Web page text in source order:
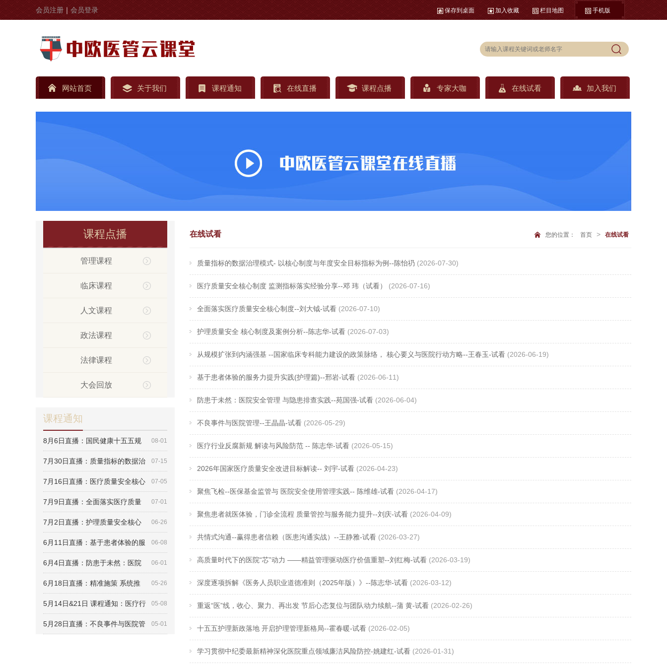
会员注册 ｜ 会员登录 保存到桌面 加入收藏 栏目地图 手机版
网站首页 关于我们 课程通知 在线直播 课程点播 专家大咖 在线试看 加入我们
课程点播
管理课程
临床课程
人文课程
政法课程
法律课程
大会回放
课程通知
8月6日直播：国民健康十五五规 08-01
7月30日直播：质量指标的数据治 07-15
7月16日直播：医疗质量安全核心 07-05
7月9日直播：全面落实医疗质量 07-01
7月2日直播：护理质量安全核心 06-26
6月11日直播：基于患者体验的服 06-08
6月4日直播：防患于未然：医院 06-01
6月18日直播：精准施策 系统推 05-26
5月14日&21日 课程通知：医疗行 05-08
5月28日直播：不良事件与医院管 05-01
您的位置： 首页 > 在线试看
在线试看
质量指标的数据治理模式- 以核心制度与年度安全目标指标为例--陈怡礽 (2026-07-30)
医疗质量安全核心制度 监测指标落实经验分享--邓 玮（试看） (2026-07-16)
全面落实医疗质量安全核心制度--刘大钺-试看 (2026-07-10)
护理质量安全 核心制度及案例分析--陈志华-试看 (2026-07-03)
从规模扩张到内涵强基 --国家临床专科能力建设的政策脉络， 核心要义与医院行动方略--王春玉-试看 (2026-06-19)
基于患者体验的服务力提升实践(护理篇)--邢岩-试看 (2026-06-11)
防患于未然：医院安全管理 与隐患排查实践--苑国强-试看 (2026-06-04)
不良事件与医院管理--王晶晶-试看 (2026-05-29)
医疗行业反腐新规 解读与风险防范 ​-- 陈志华-试看 (2026-05-15)
2026年国家医疗质量安全改进目标解读-- 刘宇-试看 (2026-04-23)
聚焦飞检--医保基金监管与 医院安全使用管理实践-- 陈维雄-试看 (2026-04-17)
聚焦患者就医体验，门诊全流程 质量管控与服务能力提升--刘庆-试看 (2026-04-09)
共情式沟通--赢得患者信赖（医患沟通实战）--王静雅-试看 (2026-03-27)
高质量时代下的医院“芯”动力 ——精益管理驱动医疗价值重塑--刘红梅-试看 (2026-03-19)
深度逐项拆解《医务人员职业道德准则（2025年版）》--陈志华-试看 (2026-03-12)
重返“医”线，收心、聚力、再出发 节后心态复位与团队动力续航--蒲 黄-试看 (2026-02-26)
十五五护理新政落地 开启护理管理新格局--霍春暖-试看 (2026-02-05)
学习贯彻中纪委最新精神深化医院重点领域廉洁风险防控-姚建红-试看 (2026-01-31)